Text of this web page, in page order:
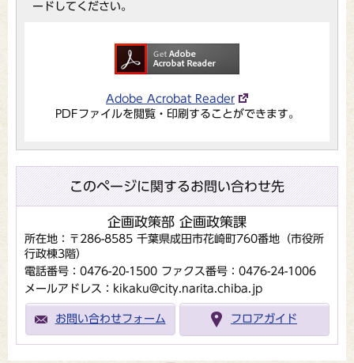
ードしてください。
Adobe Acrobat Reader
PDFファイルを閲覧・印刷することができます。
このページに関するお問い合わせ先
企画政策部 企画政策課
所在地：〒286-8585 千葉県成田市花崎町760番地（市役所
行政棟3階）
電話番号：0476-20-1500 ファクス番号：0476-24-1006
メールアドレス：kikaku@city.narita.chiba.jp
お問い合わせフォーム フロアガイド